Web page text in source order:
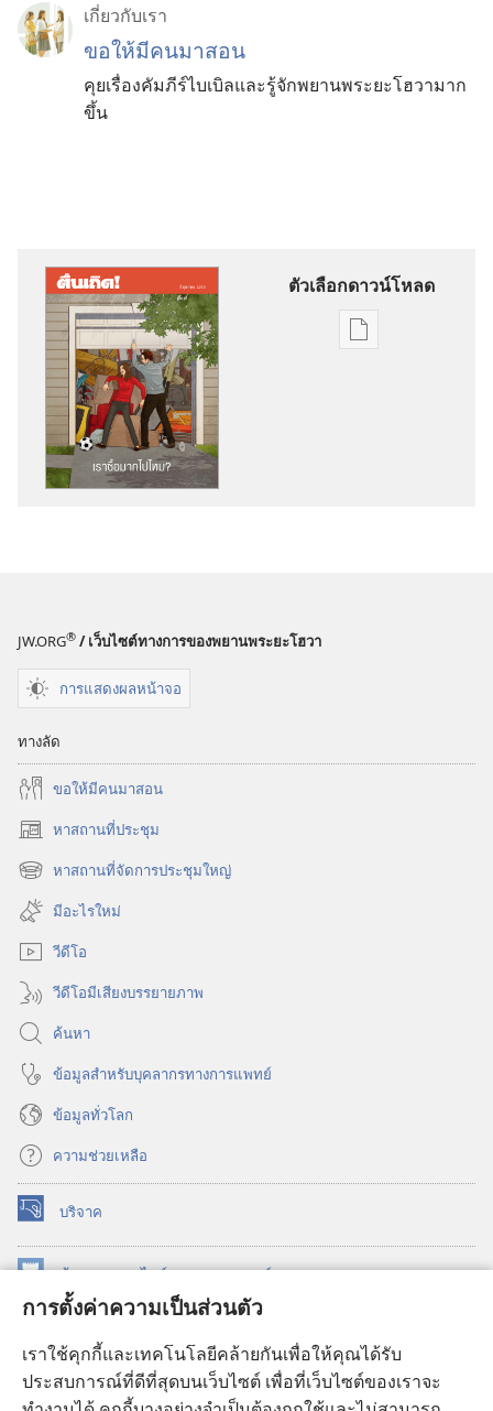
การตั้งค่าความเป็นส่วนตัว
เราใช้คุกกี้และเทคโนโลยีคล้ายกันเพื่อให้คุณได้รับ
ประสบการณ์ที่ดีที่สุดบนเว็บไซต์ เพื่อที่เว็บไซต์ของเราจะ
เกี่ยว​กับ​เรา
ขอ​ให้​มี​คน​มา​สอน
คุย​เรื่อง​คัมภีร์​ไบเบิล​และ​รู้จัก​พยาน​พระ​ยะโฮวา​มาก​
ขึ้น
ตัวเลือกดาวน์โหลด
ตัว
JW.ORG® / เว็บไซต์ทางการของพยานพระยะโฮวา
การแสดงผลหน้าจอ
ทางลัด
ขอ​ให้​มี​คน​มา​สอน
หาสถานที่ประชุม
(เปิด
หน้าต่างหาสถานที่จัดการประชุมใหญ่
(เปิด
หน้าต่าง
ใหม่)
มีอะไรใหม่
วีดีโอ
วีดีโอมีเสียงบรรยายภาพ
ค้นหา
ข้อมูล​สำหรับ​บุคลากร​ทาง​การ​แพทย์
ข้อมูล​ทั่ว​โลก
ความช่วยเหลือ
บริจาค
(เปิด
หน้าต่าง
ใหม่) ห้องสมุดออนไลน์ของวอชเทาเวอร์
หน้าต่าง
®
หน้าต่าง
ใหม่) JW Library®